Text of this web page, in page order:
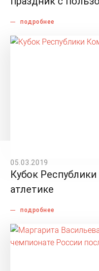
подробнее
05.03.2019
Кубок
атлетике
подробнее